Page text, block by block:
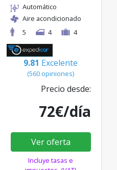
Automático
Aire acondicionado
5
4 4
9.81 Excelente
(560 opiniones)
Precio desde:
72€/día
Ver oferta
Incluye tasas e